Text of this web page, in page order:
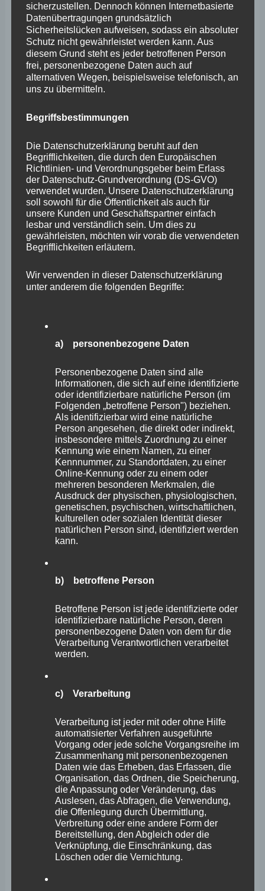
die SGD Nord in der Causa FOC Montabaur
zwischenzeitlich mit der Vorbereitung und Durchführung
eines diesbezüglichen Raumordnungsverfahrens
beauftragt hat und die betroffenen Städte auf die
Möglichkeit der Einbringung im Rahmen der
durchzuführenden Antragskonferenz hingewiesen hat.
Seien Sie versichert, Herr Innenminister, dass die
werden! Ohne das Ergebnis der Prüfung vorweg nehmen
zu wollen, fehlt mir allerdings schon jetzt die Phantasie
mir ausmalen zu können, wie die Schaffung von
weiteren 11.800 qm Verkaufsfläche mit den
einzelhandelsbezogenen Zielen des
Landesentwicklungsprogramms in Einklang gebracht
werden kann. Im Interesse an einer Gültigkeit der mit
dem Landesentwicklungsprogramm selbst gesteckten
Ziele wäre eine zugelassene Zielabweichung aber
Mittelzentren.
Pfalz wäre es hingegen, wenn der Landtag dem Antrag
der CDU zustimmen und damit den Mittelzentren neue
Möglichkeiten und Spielräume ermöglichen würde. Vor
der Wahl hat die Landesregierung sich großzügig
gezeigt und insgesamt 2,5 Millionen Euro Fördermittel
an die Oberzentren ausgezahlt. Mit Schreiben der
Mittelzentren im Städtetag von Rheinland-Pfalz vom 23.
Februar 2021 haben diese die Landesregierung
aufgefordert, auch die Mittelzentren in das
Modellvorhaben „Innenstadt-Impulse“ einzubeziehen
Modellvorhabens die Mittelzentren von Beginn an
mitbedacht habe – und dass im Rahmen der
Aufstellung des kommenden Haushaltes auch den
ermöglicht werde. Bisher blieb es bei der Ankündigung.
Mittelzentren freuen, wenn die Landesregierung diesen
nun nach der Landtagswahl eine vergleichbare Summe
zukommen ließe, wie sie es vor der Landtagswahl auch
den Oberzentren zukommen ließ. Das wäre ein starkes
Signal an die Mittelzentren!
Heute jedenfalls wollen wir FREIE WÄHLER-Fraktion
schon mal den Mittelzentren ein positives Signal
sicherzustellen. Dennoch können Internetbasierte
Datenübertragungen grundsätzlich
Sicherheitslücken aufweisen, sodass ein absoluter
Schutz nicht gewährleistet werden kann. Aus
diesem Grund steht es jeder betroffenen Person
frei, personenbezogene Daten auch auf
alternativen Wegen, beispielsweise telefonisch, an
uns zu übermitteln.
Begriffsbestimmungen
Die Datenschutzerklärung beruht auf den
Begrifflichkeiten, die durch den Europäischen
Richtlinien- und Verordnungsgeber beim Erlass
der Datenschutz-Grundverordnung (DS-GVO)
verwendet wurden. Unsere Datenschutzerklärung
soll sowohl für die Öffentlichkeit als auch für
unsere Kunden und Geschäftspartner einfach
lesbar und verständlich sein. Um dies zu
gewährleisten, möchten wir vorab die verwendeten
Begrifflichkeiten erläutern.
Wir verwenden in dieser Datenschutzerklärung
unter anderem die folgenden Begriffe:
a) personenbezogene Daten
Personenbezogene Daten sind alle
Informationen, die sich auf eine identifizierte
oder identifizierbare natürliche Person (im
Folgenden „betroffene Person") beziehen.
Als identifizierbar wird eine natürliche
Person angesehen, die direkt oder indirekt,
insbesondere mittels Zuordnung zu einer
Kennung wie einem Namen, zu einer
Kennnummer, zu Standortdaten, zu einer
Online-Kennung oder zu einem oder
mehreren besonderen Merkmalen, die
Ausdruck der physischen, physiologischen,
genetischen, psychischen, wirtschaftlichen,
kulturellen oder sozialen Identität dieser
natürlichen Person sind, identifiziert werden
kann.
b) betroffene Person
Betroffene Person ist jede identifizierte oder
identifizierbare natürliche Person, deren
personenbezogene Daten von dem für die
Verarbeitung Verantwortlichen verarbeitet
werden.
c) Verarbeitung
Verarbeitung ist jeder mit oder ohne Hilfe
automatisierter Verfahren ausgeführte
Vorgang oder jede solche Vorgangsreihe im
Zusammenhang mit personenbezogenen
Daten wie das Erheben, das Erfassen, die
Organisation, das Ordnen, die Speicherung,
die Anpassung oder Veränderung, das
Auslesen, das Abfragen, die Verwendung,
die Offenlegung durch Übermittlung,
Verbreitung oder eine andere Form der
Bereitstellung, den Abgleich oder die
Verknüpfung, die Einschränkung, das
Löschen oder die Vernichtung.